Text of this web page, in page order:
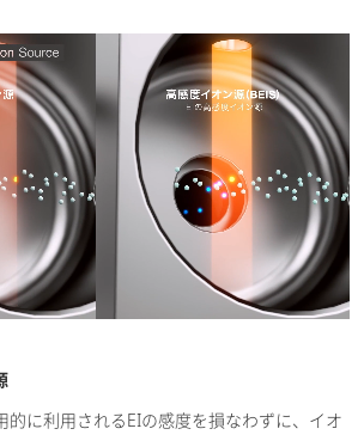
的に利用されるEIの感度を損なわずに、イオ